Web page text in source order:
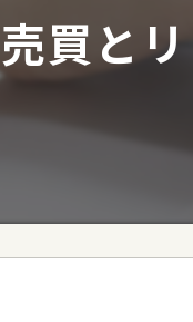
買と